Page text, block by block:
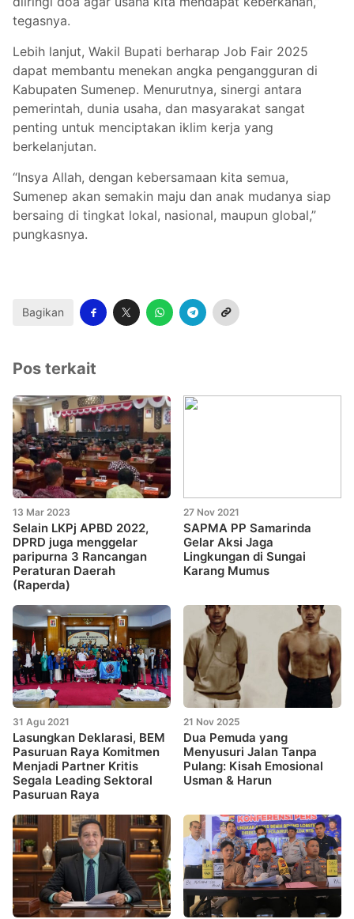
tegasnya.
Lebih lanjut, Wakil Bupati berharap Job Fair 2025
dapat membantu menekan angka pengangguran di
Kabupaten Sumenep. Menurutnya, sinergi antara
pemerintah, dunia usaha, dan masyarakat sangat
penting untuk menciptakan iklim kerja yang
berkelanjutan.
“Insya Allah, dengan kebersamaan kita semua,
Sumenep akan semakin maju dan anak mudanya siap
bersaing di tingkat lokal, nasional, maupun global,”
pungkasnya.
Bagikan
Pos terkait
13 Mar 2023
Selain LKPj APBD 2022,
DPRD juga menggelar
paripurna 3 Rancangan
Peraturan Daerah
(Raperda)
27 Nov 2021
SAPMA PP Samarinda
Gelar Aksi Jaga
Lingkungan di Sungai
Karang Mumus
31 Agu 2021
Lasungkan Deklarasi, BEM
Pasuruan Raya Komitmen
Menjadi Partner Kritis
Segala Leading Sektoral
Pasuruan Raya
21 Nov 2025
Dua Pemuda yang
Menyusuri Jalan Tanpa
Pulang: Kisah Emosional
Usman & Harun